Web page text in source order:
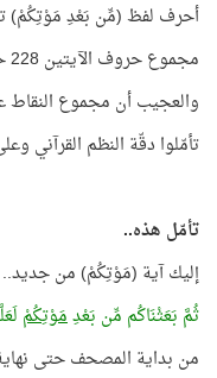
أحرف لفظ (مِّن بَعْدِ مَوْتِكُمْ)
مجموع حروف الآيتين 228 حرفًا، وهذا العدد =
والعجيب أن مجموع النقاط
تأمّلوا دقّة النظم القرآني
تأمّل هذه..
إليك آية (مَوْتِكُمْ) من جديد..
ثُمَّ بَعَثْنَاكُم مِّن بَعْدِمَوْتِكُمْ
من بداية المصحف حتى نهاية